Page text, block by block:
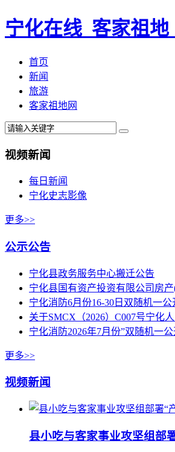
宁化在线_客家祖
首页
新闻
旅游
客家祖地网
视频新闻
每日新闻
宁化史志影像
更多>>
公示公告
宁化县政务服务中心搬迁公告
宁化县国有资产投资有限公司房
宁化消防6月份16-30日双随机一
关于SMCX（2026）C007号宁化
宁化消防2026年7月份”双随机一
更多>>
视频新闻
县小吃与客家事业攻坚组部